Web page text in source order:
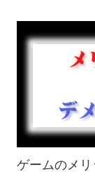
ゲームのメリ